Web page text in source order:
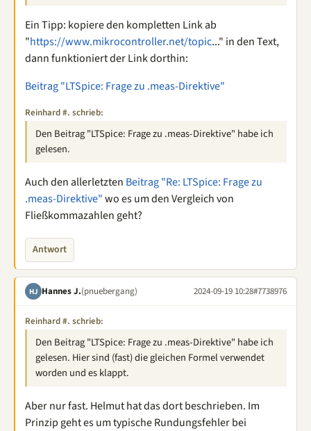
Ein Tipp: kopiere den kompletten Link ab
"https://www.mikrocontroller.net/topic..." in den Text,
dann funktioniert der Link dorthin:
Beitrag "LTSpice: Frage zu .meas-Direktive"
Reinhard #. schrieb:
Den Beitrag "LTSpice: Frage zu .meas-Direktive" habe ich
gelesen.
Auch den allerletzten Beitrag "Re: LTSpice: Frage zu
.meas-Direktive"wo es um den Vergleich von
Fließkommazahlen geht?
Antwort
HJ Hannes J.(pnuebergang) 2024-09-19 10:28#7738976
Reinhard #. schrieb:
Den Beitrag "LTSpice: Frage zu .meas-Direktive" habe ich
gelesen. Hier sind (fast) die gleichen Formel verwendet
worden und es klappt.
Aber nur fast. Helmut hat das dort beschrieben. Im
Prinzip geht es um typische Rundungsfehler bei